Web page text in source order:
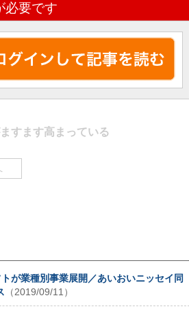
必要です
すます高まっている
が業種別事業展開／あいおいニッセイ同
（2019/09/11）